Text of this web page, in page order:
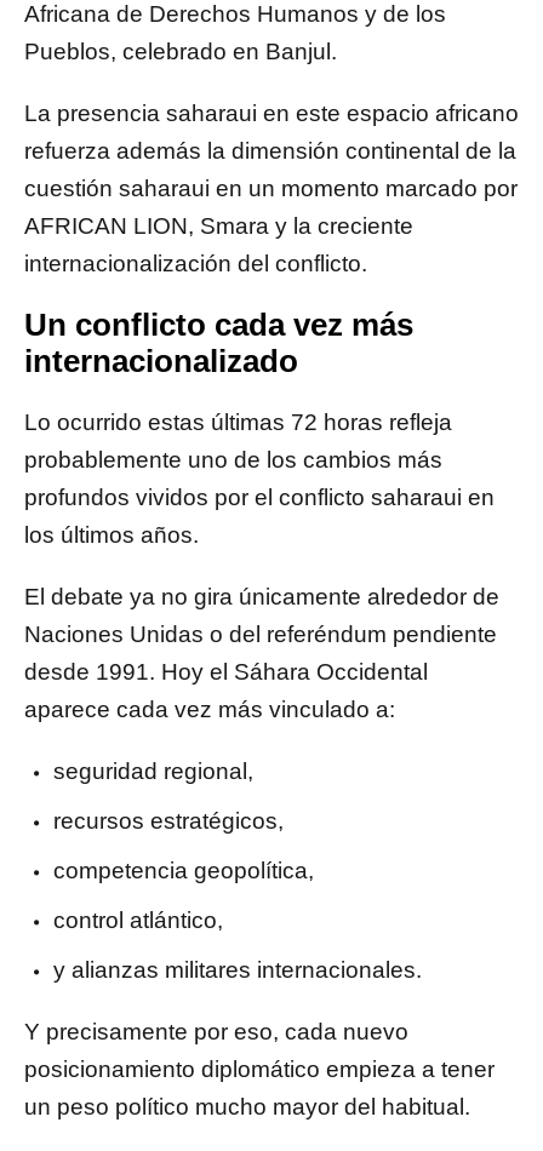
Africana de Derechos Humanos y de los
Pueblos, celebrado en Banjul.
La presencia saharaui en este espacio africano
refuerza además la dimensión continental de la
cuestión saharaui en un momento marcado por
AFRICAN LION, Smara y la creciente
internacionalización del conflicto.
Un conflicto cada vez más
internacionalizado
Lo ocurrido estas últimas 72 horas refleja
probablemente uno de los cambios más
profundos vividos por el conflicto saharaui en
los últimos años.
El debate ya no gira únicamente alrededor de
Naciones Unidas o del referéndum pendiente
desde 1991. Hoy el Sáhara Occidental
aparece cada vez más vinculado a:
seguridad regional,
recursos estratégicos,
competencia geopolítica,
control atlántico,
y alianzas militares internacionales.
Y precisamente por eso, cada nuevo
posicionamiento diplomático empieza a tener
un peso político mucho mayor del habitual.